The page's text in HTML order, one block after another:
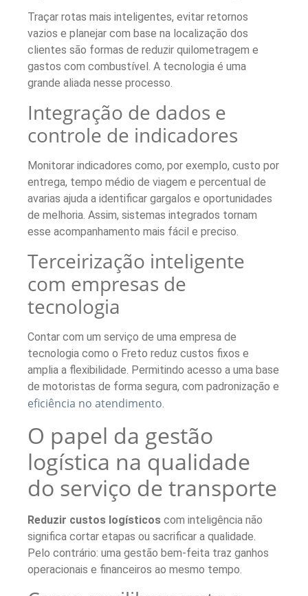
Traçar rotas mais inteligentes, evitar retornos
vazios e planejar com base na localização dos
clientes são formas de reduzir quilometragem e
gastos com combustível. A tecnologia é uma
grande aliada nesse processo.
Integração de dados e
controle de indicadores
Monitorar indicadores como, por exemplo, custo por
entrega, tempo médio de viagem e percentual de
avarias ajuda a identificar gargalos e oportunidades
de melhoria. Assim, sistemas integrados tornam
esse acompanhamento mais fácil e preciso.
Terceirização inteligente
com empresas de
tecnologia
Contar com um serviço de uma empresa de
tecnologia como o Freto reduz custos fixos e
amplia a flexibilidade. Permitindo acesso a uma base
de motoristas de forma segura, com padronização e
eficiência no atendimento.
O papel da gestão
logística na qualidade
do serviço de transporte
Reduzir custos logísticos com inteligência não
significa cortar etapas ou sacrificar a qualidade.
Pelo contrário: uma gestão bem-feita traz ganhos
operacionais e financeiros ao mesmo tempo.